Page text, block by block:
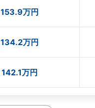
153.9万円
134.2万円
142.1万円